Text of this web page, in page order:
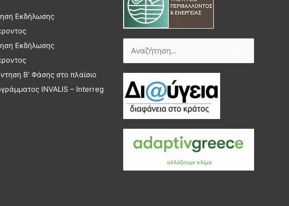
Εκδήλωσης
Εκδήλωσης
Β’ Φάσης στο πλαίσιο
INVALIS – Interreg
Αναζήτηση